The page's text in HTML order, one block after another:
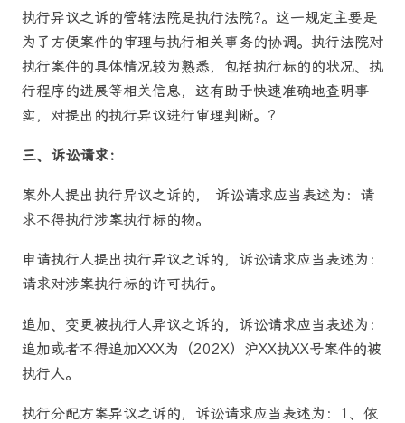
执行异议之诉的管辖法院是执行法院?。这一规定主要是
为了方便案件的审理与执行相关事务的协调。执行法院对
执行案件的具体情况较为熟悉，包括执行标的的状况、执
行程序的进展等相关信息，这有助于快速准确地查明事
实，对提出的执行异议进行审理判断。?
三、诉讼请求：
案外人提出执行异议之诉的， 诉讼请求应当表述为：请
求不得执行涉案执行标的物。
申请执行人提出执行异议之诉的，诉讼请求应当表述为：
请求对涉案执行标的许可执行。
追加、变更被执行人异议之诉的，诉讼请求应当表述为：
追加或者不得追加XXX为（202X）沪XX执XX号案件的被
执行人。
执行分配方案异议之诉的，诉讼请求应当表述为：1、依